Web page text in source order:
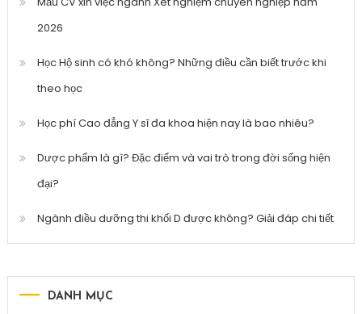
2026
Học Hộ sinh có khó không? Những điều cần biết trước khi
theo học
Học phí Cao đẳng Y sĩ đa khoa hiện nay là bao nhiêu?
Dược phẩm là gì? Đặc điểm và vai trò trong đời sống hiện
đại?
Ngành điều dưỡng thi khối D được không? Giải đáp chi tiết
DANH MỤC